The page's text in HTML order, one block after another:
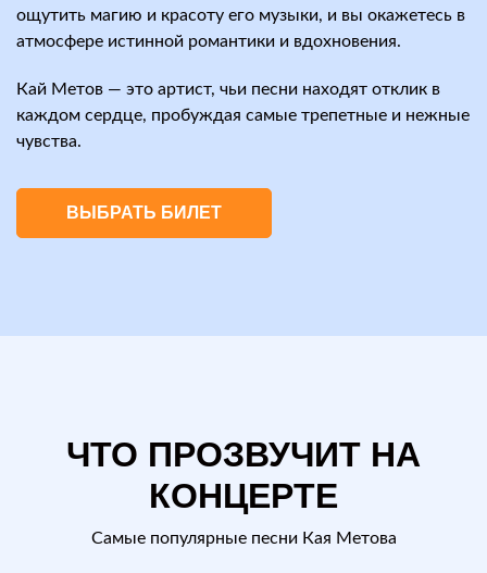
ощутить магию и красоту его музыки, и вы окажетесь в
атмосфере истинной романтики и вдохновения.
Кай Метов — это артист, чьи песни находят отклик в
каждом сердце, пробуждая самые трепетные и нежные
чувства.
ВЫБРАТЬ БИЛЕТ
ЧТО ПРОЗВУЧИТ НА
КОНЦЕРТЕ
Самые популярные песни Кая Метова